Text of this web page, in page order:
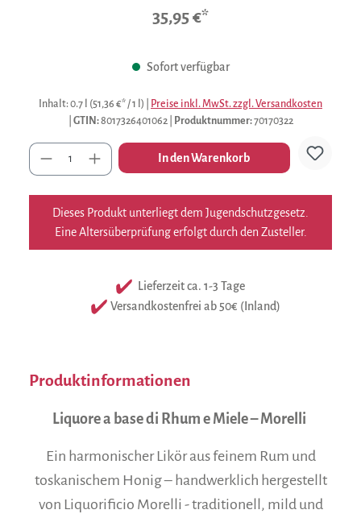
35,95 €*
Sofort verfügbar
Inhalt: 0.7 l (51,36 €* / 1 l)
Preise inkl. MwSt. zzgl. Versandkosten
GTIN:8017326401062 Produktnummer:70170322
Anzahl In den Warenkorb
Dieses Produkt unterliegt dem Jugendschutzgesetz.
Eine Altersüberprüfung erfolgt durch den Zusteller.
Lieferzeit ca. 1-3 Tage
Versandkostenfrei ab 50€ (Inland)
Produktinformationen
Liquore a base di Rhum e Miele – Morelli
Ein harmonischer Likör aus feinem Rum und
toskanischem Honig – handwerklich hergestellt
von Liquorificio Morelli - traditionell, mild und